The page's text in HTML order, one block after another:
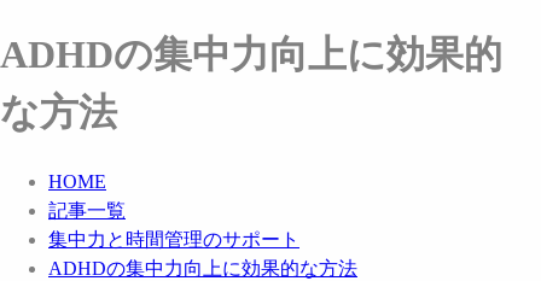
ADHDの集中力向上に効果的
な方法
HOME
記事一覧
集中力と時間管理のサポート
ADHDの集中力向上に効果的な方法